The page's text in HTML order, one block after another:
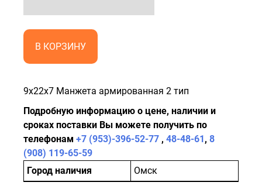
В КОРЗИНУ
9x22x7 Манжета армированная 2 тип
Подробную информацию о цене, наличии и
сроках поставки Вы можете получить по
телефонам +7 (953)-396-52-77 , 48-48-61, 8
(908) 119-65-59
Город наличия
Омск